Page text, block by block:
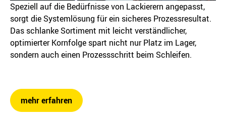
Speziell auf die Bedürfnisse von Lackierern angepasst,
sorgt die Systemlösung für ein sicheres Prozessresultat.
Das schlanke Sortiment mit leicht verständlicher,
optimierter Kornfolge spart nicht nur Platz im Lager,
sondern auch einen Prozessschritt beim Schleifen.
mehr erfahren